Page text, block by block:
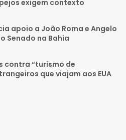
a
exigem contexto
apoio a João Roma e Angelo
Senado na Bahia
contra “turismo de
que viajam aos EUA